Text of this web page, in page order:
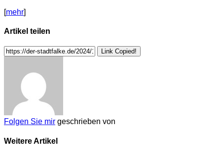
[mehr]
Artikel teilen
Link Copied!
Folgen Sie mir geschrieben von
Weitere Artikel